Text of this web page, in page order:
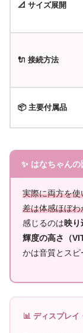
📐 サイズ展開
🔌 接続方法
📦 主要付属品
✨ はなちゃんの
実際に両方を使
差は体感ほぼ
感じるのは映り
輝度の高さ（
かは音質とス
📊 ディスプレ